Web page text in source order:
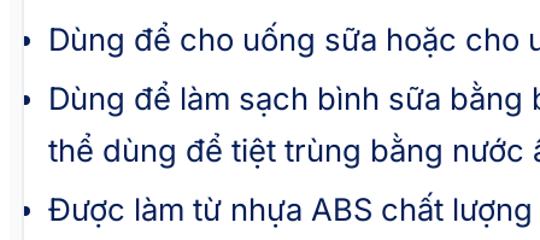
Dùng để cho uống sữa hoặc cho
Dùng để làm sạch bình sữa
thể dùng để tiệt trùng bằng nước
Được làm từ nhựa ABS chất